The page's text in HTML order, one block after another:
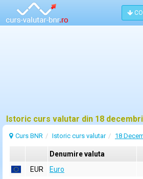
Istoric curs valutar din 18
Curs BNR Istoric curs valutar 18
Denumire valuta
EUR
Euro